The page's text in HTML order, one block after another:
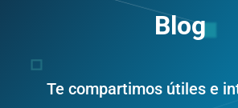
Blog
Te compartimos útiles e